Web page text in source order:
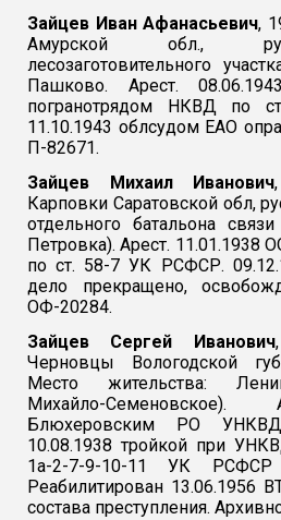
Зайцев Иван Афанасьевич,
Амурской обл.,
лесозаготовительного
Пашково. Арест.
погранотрядом НКВД по
11.10.1943 облсудом ЕАО
П-82671.
Зайцев Михаил Иванович
Карповки Саратовской обл,
отдельного батальона
Петровка). Арест.
по ст. 58-7 УК РСФСР.
дело прекращено,
ОФ-20284.
Зайцев Сергей Иванович
Черновцы Вологодской
Место жительства:
Михайло-Семеновское).
Блюхеровским РО
10.08.1938 тройкой при
1а-2-7-9-10-11 УК
Реабилитирован 13.06.1956
состава преступления.